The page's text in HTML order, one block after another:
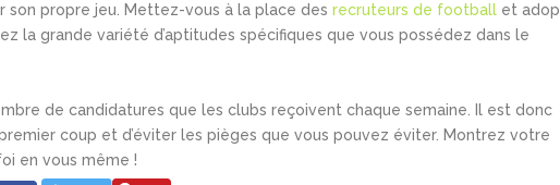
son propre jeu. Mettez-vous à la place des recruteurs de football et
la grande variété d’aptitudes spécifiques que vous possédez dans le
de candidatures que les clubs reçoivent chaque semaine. Il est donc
coup et d’éviter les pièges que vous pouvez éviter. Montrez votre
en vous même !